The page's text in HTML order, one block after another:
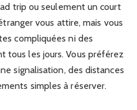
trip ou seulement un court
vous attire, mais vous
compliquées ni des
tous les jours. Vous préférez
signalisation, des distances
simples à réserver.